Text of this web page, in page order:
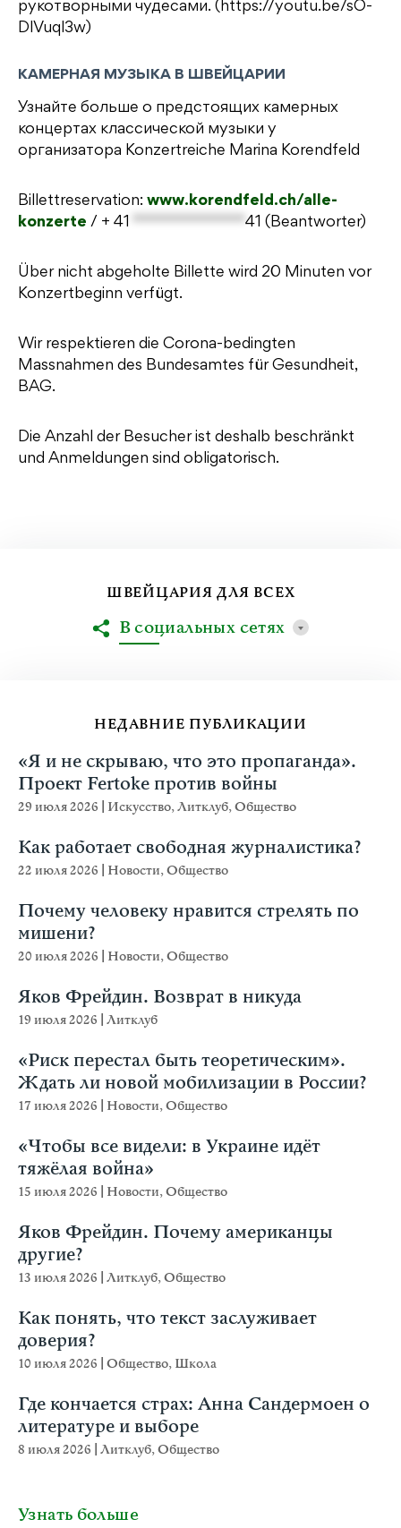
рукотворными чудесами. (https://youtu.be/sO-
DlVuql3w)
КАМЕРНАЯ МУЗЫКА В ШВЕЙЦАРИИ
Узнайте больше о предстоящих камерных
концертах классической музыки у
организатора Konzertreiche Marina Korendfeld
Billettreservation: www.korendfeld.ch/alle-
konzerte / + 41 **************41 (Beantworter)
Über nicht abgeholte Billette wird 20 Minuten vor
Konzertbeginn verfügt.
Wir respektieren die Corona-bedingten
Massnahmen des Bundesamtes für Gesundheit,
BAG.
Die Anzahl der Besucher ist deshalb beschränkt
und Anmeldungen sind obligatorisch.
НЕДАВНИЕ ПУБЛИКАЦИИ
«Я и не скрываю, что это пропаганда».
Проект Fertoke против войны
29 июля 2026 Искусство,Литклуб,Общество
Как работает свободная журналистика?
22 июля 2026 Новости,Общество
Почему человеку нравится стрелять по
мишени?
20 июля 2026 Новости,Общество
Яков Фрейдин. Возврат в никуда
19 июля 2026 Литклуб
«Риск перестал быть теоретическим».
Ждать ли новой мобилизации в России?
17 июля 2026 Новости,Общество
«Чтобы все видели: в Украине идёт
тяжёлая война»
15 июля 2026 Новости,Общество
Яков Фрейдин. Почему американцы
другие?
13 июля 2026 Литклуб,Общество
Как понять, что текст заслуживает
доверия?
10 июля 2026 Общество, Школа
Где кончается страх: Анна Сандермоен о
литературе и выборе
8 июля 2026 Литклуб,Общество
Узнать больше
ШВЕЙЦАРИЯ ДЛЯ ВСЕХ
В социальных сетях